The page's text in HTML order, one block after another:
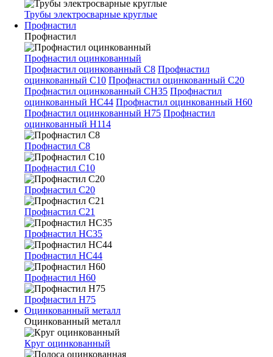
Трубы электросварные круглые
Профнастил
Профнастил
Профнастил оцинкованный
Профнастил оцинкованный С8 Профнастил
оцинкованный С10 Профнастил оцинкованный С20
Профнастил оцинкованный СН35 Профнастил
оцинкованный НС44 Профнастил оцинкованный Н60
Профнастил оцинкованный Н75 Профнастил
оцинкованный Н114
Профнастил С8
Профнастил С10
Профнастил С20
Профнастил С21
Профнастил НС35
Профнастил НС44
Профнастил Н60
Профнастил Н75
Оцинкованный металл
Оцинкованный металл
Круг оцинкованный